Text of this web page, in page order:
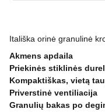
Itališka orinė granulinė
Akmens apdaila
Priekinės stiklinės
Kompaktiškas, vietą
Priverstinė ventiliacija
Granulių bakas po